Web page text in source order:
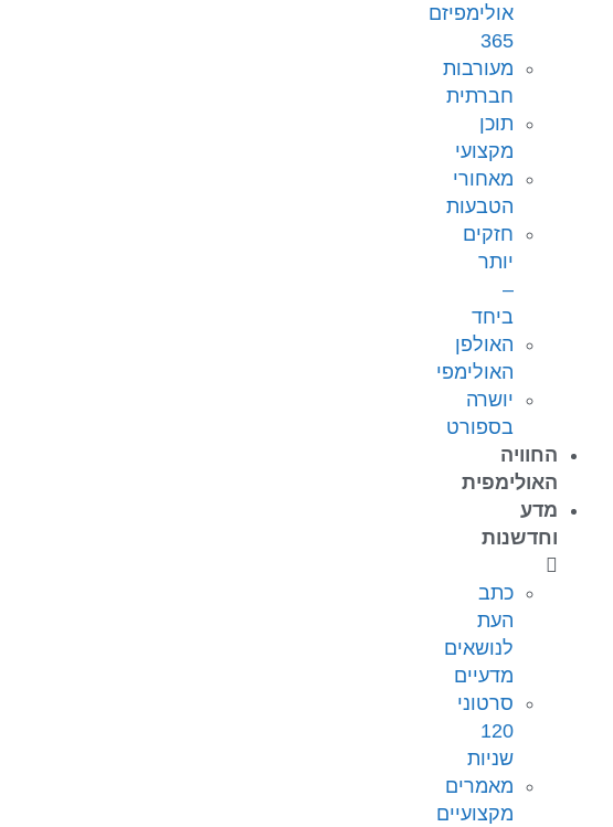
אולימפיזם
365
מעורבות
חברתית
תוכן
מקצועי
מאחורי
הטבעות
חזקים
יותר
–
ביחד
האולפן
האולימפי
יושרה
בספורט
החוויה
האולימפית
מדע
וחדשנות
כתב
העת
לנושאים
מדעיים
סרטוני
120
שניות
מאמרים
מקצועיים